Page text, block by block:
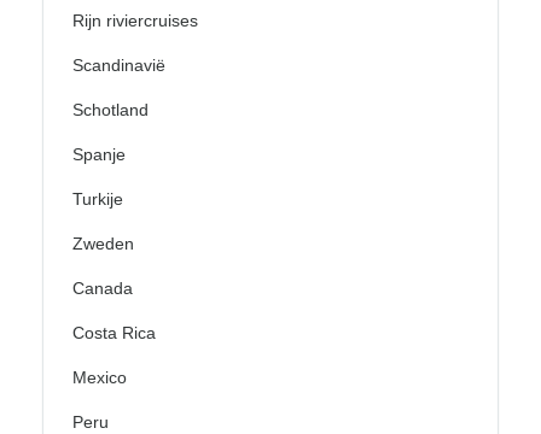
Rijn riviercruises
Scandinavië
Schotland
Spanje
Turkije
Zweden
Canada
Costa Rica
Mexico
Peru